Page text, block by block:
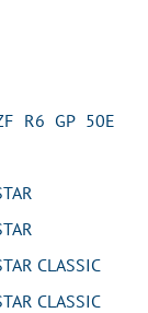
GP 50E
CLASSIC
CLASSIC